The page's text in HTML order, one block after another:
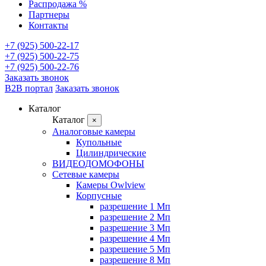
Распродажа %
Партнеры
Контакты
+7 (925) 500-22-17
+7 (925) 500-22-75
+7 (925) 500-22-76
Заказать звонок
B2B портал Заказать звонок
Каталог
Каталог
×
Аналоговые камеры
Купольные
Цилиндрические
ВИДЕОДОМОФОНЫ
Сетевые камеры
Камеры Owlview
Корпусные
разрешение 1 Мп
разрешение 2 Мп
разрешение 3 Мп
разрешение 4 Мп
разрешение 5 Мп
разрешение 8 Мп